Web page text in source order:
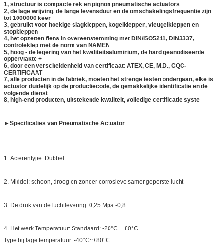
1, structuur is compacte rek en pignon pneumatische actuators
2, de lage wrijving, de lange levensduur en de omschakelingsfrequentie zijn
tot 1000000 keer
3, gebruikt voor hoekige slagkleppen, kogelkleppen, vleugelkleppen en
stopkleppen
4, het opzetten flens in overeenstemming met DIN/ISO5211, DIN3337,
controleklep met de norm van NAMEN
5, hoog - de legering van het kwaliteitsaluminium, de hard geanodiseerde
oppervlakte +
6, door een verscheidenheid van certificaat: ATEX, CE, M.D., CQC-
CERTIFICAAT
7, alle producten in de fabriek, moeten het strenge testen ondergaan, elke is
actuator duidelijk op de productiecode, de gemakkelijke identificatie en de
volgende dienst
8, high-end producten, uitstekende kwaliteit, volledige certificatie syste
►Specificaties van Pneumatische Actuator
1. Acterentype: Dubbel
2. Middel: schoon, droog en zonder corrosieve samengeperste lucht
3. De druk van de luchtlevering: 0,25 Mpa -0,8
4. Het werk Temperatuur: Standaard: -20°C~+80°C
Type bij lage temperatuur: -40°C~+80°C